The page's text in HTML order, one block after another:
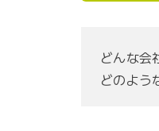
どんな会
どのよう